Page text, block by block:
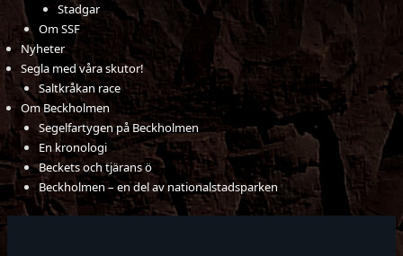
Stadgar
Om SSF
Nyheter
Segla med våra skutor!
Saltkråkan race
Om Beckholmen
Segelfartygen på Beckholmen
En kronologi
Beckets och tjärans ö
Beckholmen – en del av nationalstadsparken